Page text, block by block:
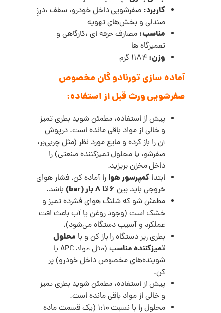
کاربرد: صفرشویی داخل خودرو، سقف ،درزِ
صندلی و بخش‌های تهویه
مناسب: مصارف حرفه ای ،کارگاهی و
تعمیرگاه ها
وزن:
آماده سازی تورنادو گان مخصوص
صفرشویی ورث قبل از استفاده:
پیش از استفاده، مطمئن شوید بطری تمیز
و خالی از مواد باقی‌ مانده است. درپوش
آن را باز کرده و مایع مورد نظر (مثل چربی‌بر،
صفرشو، یا محلول تمیزکننده صنعتی) را
داخل مخزن بریزید.
ابتدا کمپرسور هوا را آماده کن. فشار هوای
خروجی باید بین ۶ تا ۸ بار (bar)
باشد.
مطمئن شو که شلنگ هوای فشرده تمیز و
خشک است (وجود روغن یا آب باعث افت
عملکرد و آسیب دستگاه می‌شود).
بطری زیر دستگاه را باز کن و با محلول
تمیزکننده مناسب
(مثل مواد APC یا
شوینده‌های مخصوص داخل خودرو) پر
کن.
پیش از استفاده، مطمئن شوید بطری تمیز
و خالی از مواد باقی‌ مانده است.
محلول را با نسبت 1:10 (یک قسمت ماده